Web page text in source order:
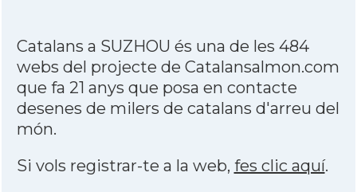
Catalans a SUZHOU és una de les 484
webs del projecte de Catalansalmon.com
que fa 21 anys que posa en contacte
desenes de milers de catalans d'arreu del
món.
Si vols registrar-te a la web, fes clic aquí.